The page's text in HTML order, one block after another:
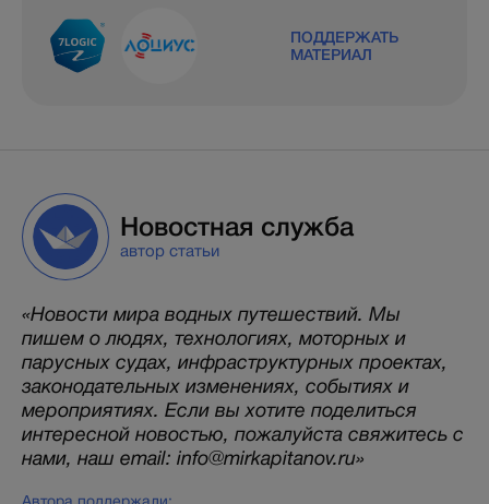
ПОДДЕРЖАТЬ
МАТЕРИАЛ
Новостная служба
автор статьи
«Новости мира водных путешествий. Мы
пишем о людях, технологиях, моторных и
парусных судах, инфраструктурных проектах,
законодательных изменениях, событиях и
мероприятиях. Если вы хотите поделиться
интересной новостью, пожалуйста свяжитесь с
нами, наш email: info@mirkapitanov.ru»